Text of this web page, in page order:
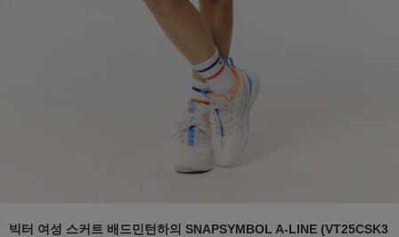
빅터 여성 스커트 배드민턴하의 SNAPSYMBOL A-LINE (VT25CSK3